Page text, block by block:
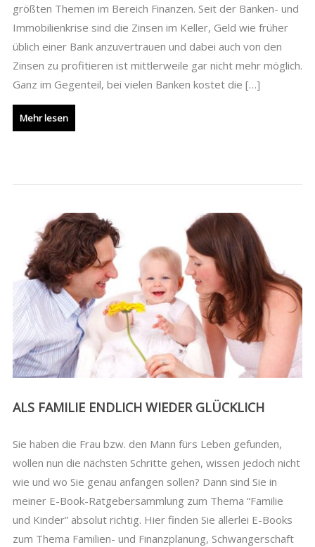
größten Themen im Bereich Finanzen. Seit der Banken- und
Immobilienkrise sind die Zinsen im Keller, Geld wie früher
üblich einer Bank anzuvertrauen und dabei auch von den
Zinsen zu profitieren ist mittlerweile gar nicht mehr möglich.
Ganz im Gegenteil, bei vielen Banken kostet die […]
Mehr lesen
ALS FAMILIE ENDLICH WIEDER GLÜCKLICH
Sie haben die Frau bzw. den Mann fürs Leben gefunden,
wollen nun die nächsten Schritte gehen, wissen jedoch nicht
wie und wo Sie genau anfangen sollen? Dann sind Sie in
meiner E-Book-Ratgebersammlung zum Thema “Familie
und Kinder” absolut richtig. Hier finden Sie allerlei E-Books
zum Thema Familien- und Finanzplanung, Schwangerschaft